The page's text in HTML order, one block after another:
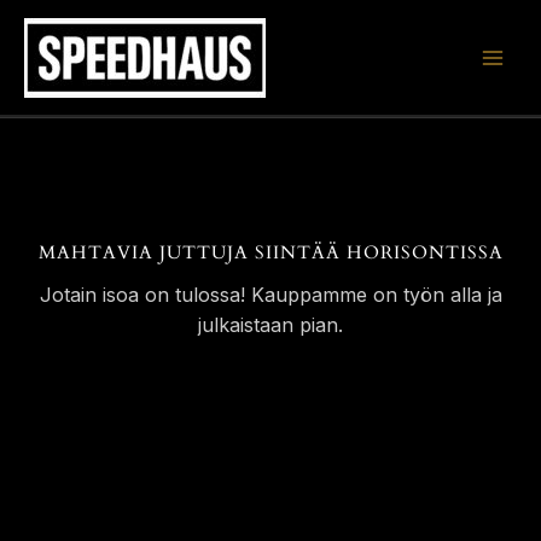
Siirry
sisältöön
MAHTAVIA JUTTUJA SIINTÄÄ HORISONTISSA
Jotain isoa on tulossa! Kauppamme on työn alla ja
julkaistaan pian.